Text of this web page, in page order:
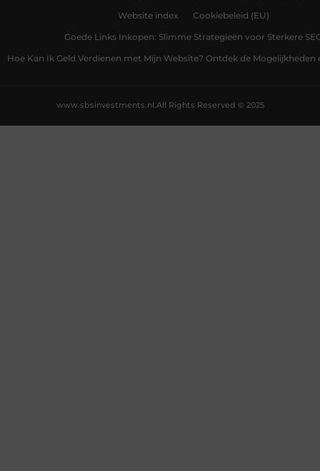
Website index Cookiebeleid (EU)
Goede Links Inkopen: Slimme Strategieën voor Sterkere
Hoe Kan Ik Geld Verdienen met Mijn Website? Ontdek de Mogelijkheden
All Rights Reserved © 2025
www.sbsinvestments.nl.